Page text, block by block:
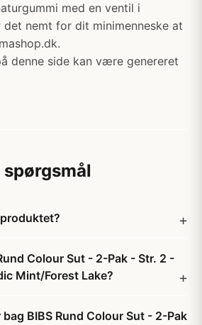
med en ventil i
nemt for dit minimenneske at
denne side kan være genereret
Colour Sut - 2-Pak - Str. 2 -
Mint/Forest Lake?
BIBS Rund Colour Sut - 2-Pak